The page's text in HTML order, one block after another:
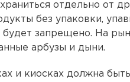
отдельно от
без упаковки,
будет запрещено. На
арбузы и дыни.
и киосках должна